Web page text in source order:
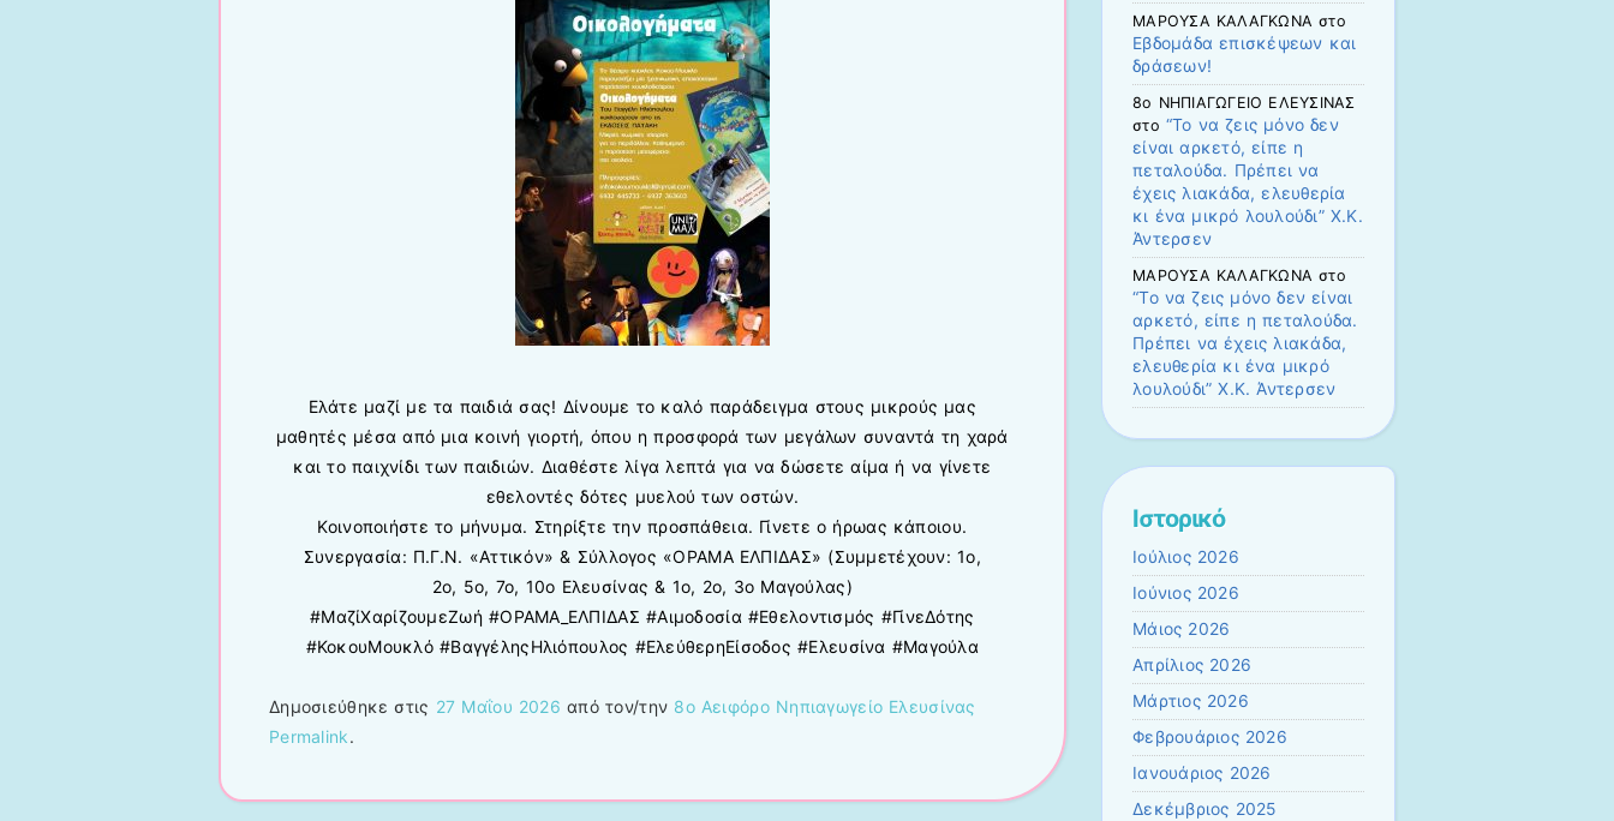
Ελάτε μαζί με τα παιδιά σας! Δίνουμε το καλό παράδειγμα στους μικρούς μας
μαθητές μέσα από μια κοινή γιορτή, όπου η προσφορά των μεγάλων συναντά τη χαρά
και το παιχνίδι των παιδιών. Διαθέστε λίγα λεπτά για να δώσετε αίμα ή να γίνετε
εθελοντές δότες μυελού των οστών.
Κοινοποιήστε το μήνυμα. Στηρίξτε την προσπάθεια. Γίνετε ο ήρωας κάποιου.
Συνεργασία: Π.Γ.Ν. «Αττικόν» & Σύλλογος «ΟΡΑΜΑ ΕΛΠΙΔΑΣ» (Συμμετέχουν: 1ο,
2ο, 5ο, 7ο, 10ο Ελευσίνας & 1ο, 2ο, 3ο Μαγούλας)
#ΜαζίΧαρίζουμεΖωή #ΟΡΑΜΑ_ΕΛΠΙΔΑΣ #Αιμοδοσία #Εθελοντισμός #ΓίνεΔότης
#ΚοκουΜουκλό #ΒαγγέληςΗλιόπουλος #ΕλεύθερηΕίσοδος #Ελευσίνα #Μαγούλα
Δημοσιεύθηκε στις 27 Μαΐου 2026 από τον/την 8ο Αειφόρο Νηπιαγωγείο Ελευσίνας
Permalink.
ΜΑΡΟΥΣΑ ΚΑΛΑΓΚΩΝΑ στο
Εβδομάδα επισκέψεων και
δράσεων!
8ο ΝΗΠΙΑΓΩΓΕΙΟ ΕΛΕΥΣΙΝΑΣ
στο “Το να ζεις μόνο δεν
είναι αρκετό, είπε η
πεταλούδα. Πρέπει να
έχεις λιακάδα, ελευθερία
κι ένα μικρό λουλούδι” Χ.Κ.
Άντερσεν
ΜΑΡΟΥΣΑ ΚΑΛΑΓΚΩΝΑ στο
“Το να ζεις μόνο δεν είναι
αρκετό, είπε η πεταλούδα.
Πρέπει να έχεις λιακάδα,
ελευθερία κι ένα μικρό
λουλούδι” Χ.Κ. Άντερσεν
Ιστορικό
Ιούλιος 2026
Ιούνιος 2026
Μάιος 2026
Απρίλιος 2026
Μάρτιος 2026
Φεβρουάριος 2026
Ιανουάριος 2026
Δεκέμβριος 2025